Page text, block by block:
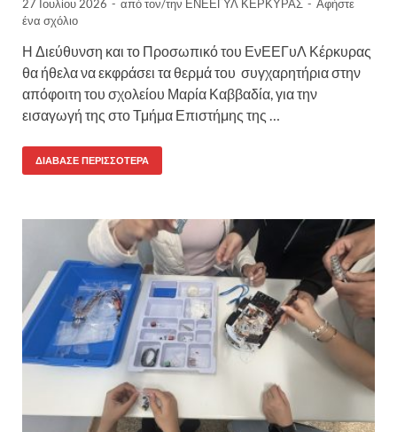
27 Ιουλίου 2026 - από τον/την ΕΝΕΕΓΥΛ ΚΕΡΚΥΡΑΣ - Αφήστε
ένα σχόλιο
Η Διεύθυνση και το Προσωπικό του ΕνΕΕΓυΛ Κέρκυρας
θα ήθελα να εκφράσει τα θερμά του συγχαρητήρια στην
απόφοιτη του σχολείου Μαρία Καββαδία, για την
εισαγωγή της στο Τμήμα Επιστήμης της …
ΔΙΆΒΑΣΕ ΠΕΡΙΣΣΌΤΕΡΑ